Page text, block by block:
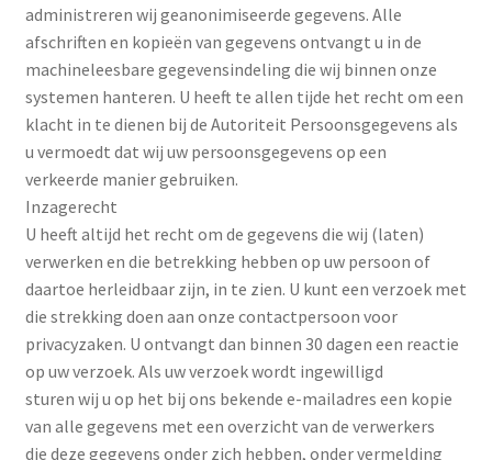
administreren wij geanonimiseerde gegevens. Alle
afschriften en kopieën van gegevens ontvangt u in de
machineleesbare gegevensindeling die wij binnen onze
systemen hanteren. U heeft te allen tijde het recht om een
klacht in te dienen bij de Autoriteit Persoonsgegevens als
u vermoedt dat wij uw persoonsgegevens op een
verkeerde manier gebruiken.
Inzagerecht
U heeft altijd het recht om de gegevens die wij (laten)
verwerken en die betrekking hebben op uw persoon of
daartoe herleidbaar zijn, in te zien. U kunt een verzoek met
die strekking doen aan onze contactpersoon voor
privacyzaken. U ontvangt dan binnen 30 dagen een reactie
op uw verzoek. Als uw verzoek wordt ingewilligd
sturen wij u op het bij ons bekende e-mailadres een kopie
van alle gegevens met een overzicht van de verwerkers
die deze gegevens onder zich hebben, onder vermelding